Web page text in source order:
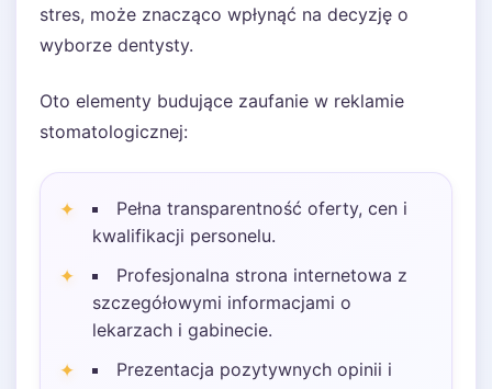
stres, może znacząco wpłynąć na decyzję o
wyborze dentysty.
Oto elementy budujące zaufanie w reklamie
stomatologicznej:
Pełna transparentność oferty, cen i
kwalifikacji personelu.
Profesjonalna strona internetowa z
szczegółowymi informacjami o
lekarzach i gabinecie.
Prezentacja pozytywnych opinii i